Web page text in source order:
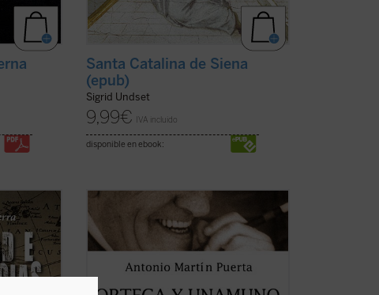
Santa Catalina de Siena
(epub)
Sigrid Undset
9,99€ IVA incluido
disponible en ebook:
el
España
a la
Durante la primera parte del régimen de
Franco se desarrolló una fuerte polémica
acerca de la apertura cultural, cuestión
que fundamentalmente giraba en torno
a José Ortega y Gasset y a Miguel de